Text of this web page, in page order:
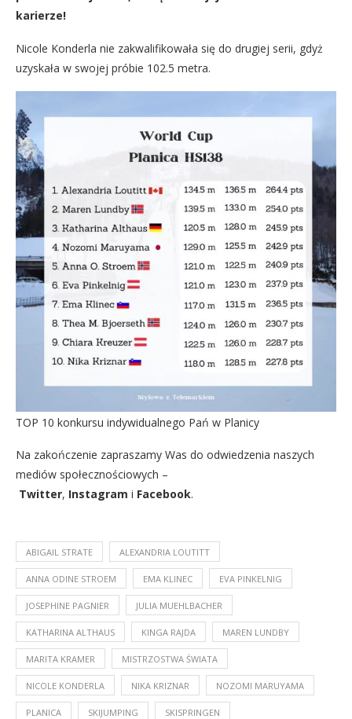
karierze!
Nicole Konderla nie zakwalifikowała się do drugiej serii, gdyż
uzyskała w swojej próbie 102.5 metra.
TOP 10 konkursu indywidualnego Pań w Planicy
Na zakończenie zapraszamy Was do odwiedzenia naszych
mediów społecznościowych –
Twitter, Instagram i Facebook.
ABIGAIL STRATE ALEXANDRIA LOUTITT
ANNA ODINE STROEM EMA KLINEC EVA PINKELNIG
JOSEPHINE PAGNIER JULIA MUEHLBACHER
KATHARINA ALTHAUS KINGA RAJDA MAREN LUNDBY
MARITA KRAMER MISTRZOSTWA ŚWIATA
NICOLE KONDERLA NIKA KRIZNAR NOZOMI MARUYAMA
PLANICA SKIJUMPING SKISPRINGEN